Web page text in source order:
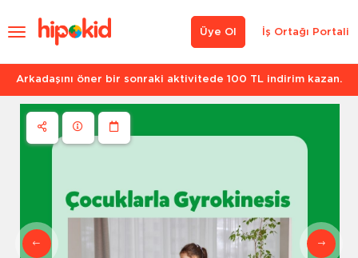
İş Ortağı Portali
Üye Ol
Arkadaşını öner bir sonraki aktivitede 100 TL indirim kazan.